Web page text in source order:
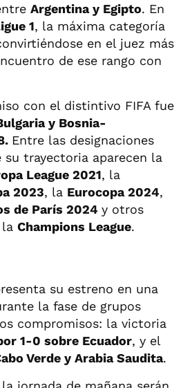
Argentina y Egipto. En
1, la máxima categoría
en el juez más
de ese rango con
con el distintivo FIFA fue
y Bosnia-
Entre las designaciones
trayectoria aparecen la
League 2021, la
2023, la Eurocopa 2024,
de París 2024 y otros
la Champions League.
su estreno en una
la fase de grupos
compromisos: la victoria
1-0 sobre Ecuador, y el
Verde y Arabia Saudita.